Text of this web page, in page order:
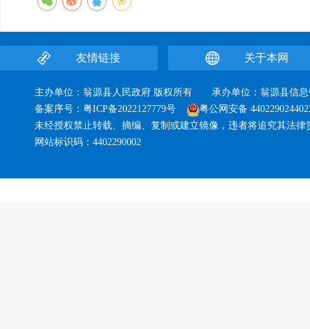
友情链接 关于本网
主办单位：翁源县人民政府 版权所有 承办单位：翁源县
备案序号： 粤ICP备2022127779号
粤公网安备
未经授权禁止转载、摘编、复制或建立镜像，违者将追究其法律
网站标识码：4402290002